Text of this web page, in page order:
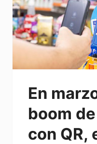
En
boom
con QR,